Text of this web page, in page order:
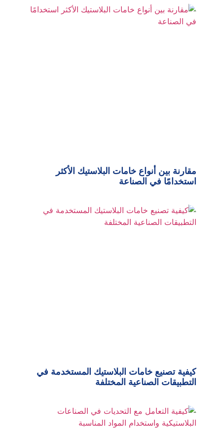
مقارنة بين أنواع خامات البلاستيك الأكثر
استخدامًا في الصناعة
كيفية تصنيع خامات البلاستيك المستخدمة في
التطبيقات الصناعية المختلفة